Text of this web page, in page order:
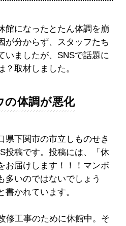
館になったとたん体調を崩
が分からず、スタッフたち
いましたが、SNSで話題に
取材しました。
の体調が悪化
県下関市の市立しものせき
投稿です。投稿には、「休
お届けします！！！マンボ
多いのではないでしょう
かれています。
修工事のために休館中。そ